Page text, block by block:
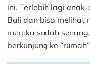
ini. Terlebih lagi
Bali dan bisa melihat
mereka sudah
berkunjung ke